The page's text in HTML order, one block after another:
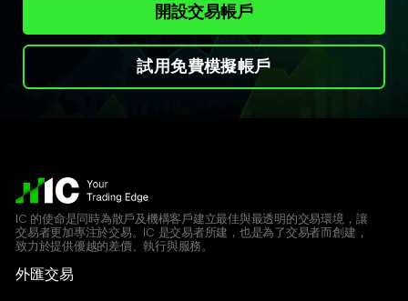
開設交易帳戶
試用免費模擬帳戶
IC 的使命是同時為散戶及機構客戶建立最佳與最透明的交易環境，讓
交易者更加專注於交易。IC 是交易者所建，也是為了交易者而創建，
致力於提供優越的差價、執行與服務。
外匯交易